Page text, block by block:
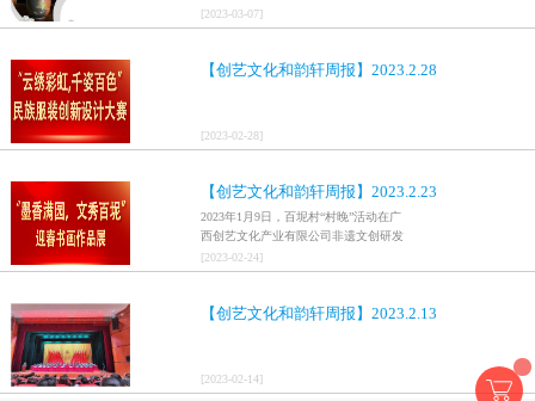
[2023-03-07]
【创艺文化和韵轩周报】2023.2.28
[2023-02-28]
【创艺文化和韵轩周报】2023.2.23
2023年1月9日，百坭村“村晚”活动在广
西创艺文化产业有限公司非遗文创研发
基地、百色市乐业县百坭壮族织布技艺
传承创意基地正式开启，活动紧扣“启航
村特色设计舞美，突出乡村文艺新体
[2023-02-24]
【创艺文化和韵轩周报】2023.2.13
[2023-02-14]